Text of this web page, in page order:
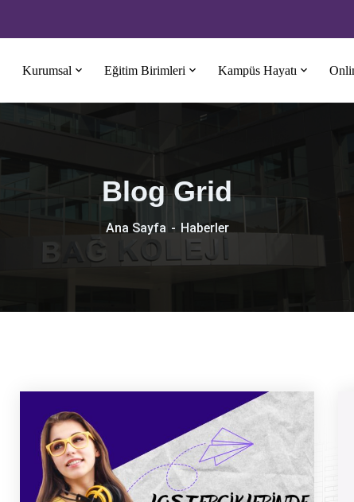
Kurumsal Eğitim Birimleri Kampüs Hayatı
Blog Grid
Ana Sayfa Haberler